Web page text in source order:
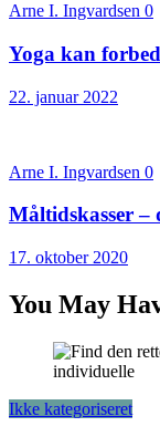
Arne I. Ingvardsen 0
Yoga kan
22. januar 2022
Arne I. Ingvardsen 0
Måltidskasser
17. oktober 2020
You May
Ikke kategoriseret